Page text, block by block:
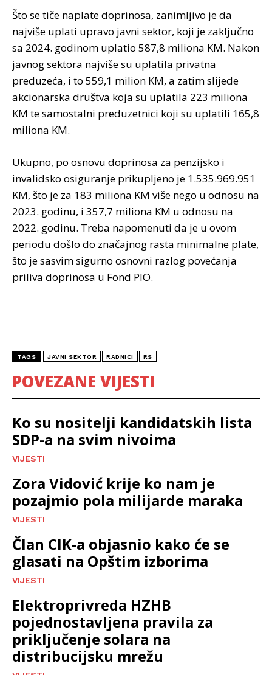
Što se tiče naplate doprinosa, zanimljivo je da
najviše uplati upravo javni sektor, koji je zaključno
sa 2024. godinom uplatio 587,8 miliona KM. Nakon
javnog sektora najviše su uplatila privatna
preduzeća, i to 559,1 milion KM, a zatim slijede
akcionarska društva koja su uplatila 223 miliona
KM te samostalni preduzetnici koji su uplatili 165,8
miliona KM.
Ukupno, po osnovu doprinosa za penzijsko i
invalidsko osiguranje prikupljeno je 1.535.969.951
KM, što je za 183 miliona KM više nego u odnosu na
2023. godinu, i 357,7 miliona KM u odnosu na
2022. godinu. Treba napomenuti da je u ovom
periodu došlo do značajnog rasta minimalne plate,
što je sasvim sigurno osnovni razlog povećanja
priliva doprinosa u Fond PIO.
TAGS JAVNI SEKTOR RADNICI RS
POVEZANE VIJESTI
Ko su nositelji kandidatskih lista
SDP-a na svim nivoima
VIJESTI
Zora Vidović krije ko nam je
pozajmio pola milijarde maraka
VIJESTI
Član CIK-a objasnio kako će se
glasati na Opštim izborima
VIJESTI
Elektroprivreda HZHB
pojednostavljena pravila za
priključenje solara na
distribucijsku mrežu